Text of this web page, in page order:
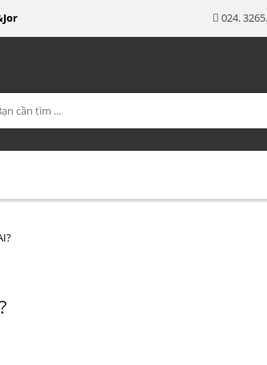
cung cấp các sản phẩm Giày - Dép - Phụ
024.